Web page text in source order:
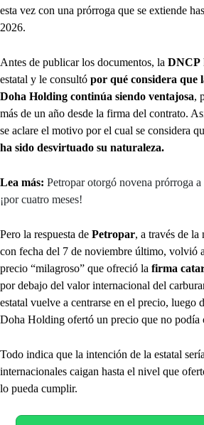
esta vez con una prórroga que se extiende
2026.
Antes de publicar los documentos, la DNCP
estatal y le consultó por qué considera que
Doha Holding continúa siendo ventajosa,
más de un año desde la firma del contrato.
se aclare el motivo por el cual se considera
ha sido desvirtuado su naturaleza.
Lea más: Petropar otorgó novena prórroga
¡por cuatro meses!
Pero la respuesta de Petropar, a través de
con fecha del 7 de noviembre último, volvió
precio “milagroso” que ofreció la firma
por debajo del valor internacional del
estatal vuelve a centrarse en el precio, luego
Doha Holding ofertó un precio que no podía
Todo indica que la intención de la estatal
internacionales caigan hasta el nivel que
lo pueda cumplir.